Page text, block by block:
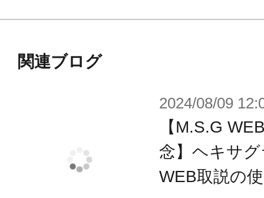
■魔法陣型エフェクトパーツはクリ
央の3ｍｍジョイントにより組み換
■ロッドのサークル形状部分は付属
り無限連結することが可能であり、
大型のウイングパーツといった単体
関連ブログ
2024/08/09
【M.S.G
念】ヘキサ
WEB取説の